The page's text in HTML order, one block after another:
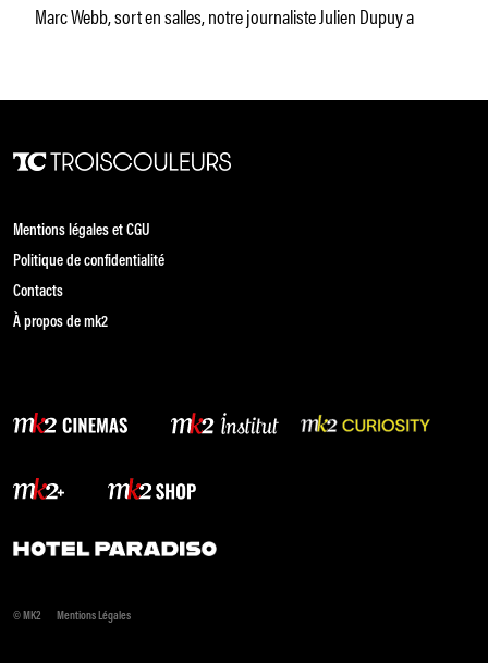
Marc Webb, sort en salles, notre journaliste Julien Dupuy a
Mentions légales et CGU
Politique de confidentialité
Contacts
À propos de mk2
© MK2 Mentions Légales